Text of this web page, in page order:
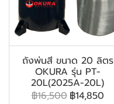
ถังพ่นสี ขนาด 20 ลิตร
OKURA รุ่น PT-
20L(2025A-20L)
฿16,500 ฿14,850